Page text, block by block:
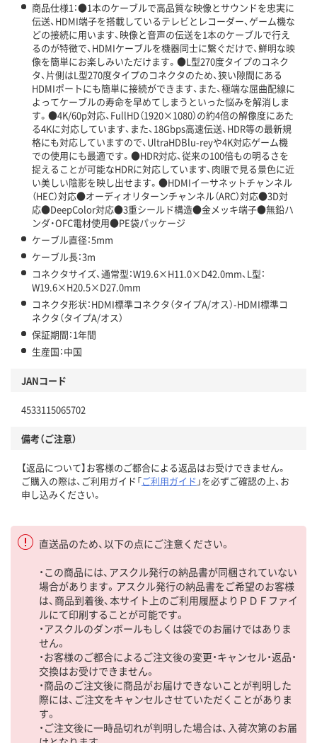
商品仕様1：●1本のケーブルで高品質な映像とサウンドを忠実に
伝送、HDMI端子を搭載しているテレビとレコーダー、ゲーム機な
どの接続に用います、映像と音声の伝送を1本のケーブルで行え
るのが特徴で、HDMIケーブルを機器同士に繋ぐだけで、鮮明な映
像を簡単にお楽しみいただけます。●L型270度タイプのコネク
タ、片側はL型270度タイプのコネクタのため、狭い隙間にある
HDMIポートにも簡単に接続ができます、また、極端な屈曲配線に
よってケーブルの寿命を早めてしまうといった悩みを解消しま
す。●4K/60p対応、FullHD（1920×1080）の約4倍の解像度にあた
る4Kに対応しています、また、18Gbps高速伝送、HDR等の最新規
格にも対応していますので、UltraHDBlu-reyや4K対応ゲーム機
での使用にも最適です。●HDR対応、従来の100倍もの明るさを
捉えることが可能なHDRに対応しています、肉眼で見る景色に近
い美しい陰影を映し出せます。●HDMIイーサネットチャンネル
（HEC）対応●オーディオリターンチャンネル（ARC）対応●3D対
応●DeepColor対応●3重シールド構造●金メッキ端子●無鉛ハ
ンダ・OFC電材使用●PE袋パッケージ
ケーブル直径：5mm
ケーブル長：3m
コネクタサイズ、通常型：W19.6×H11.0×D42.0mm、L型：
W19.6×H20.5×D27.0mm
コネクタ形状：HDMI標準コネクタ（タイプA/オス）-HDMI標準コ
ネクタ（タイプA/オス）
保証期間：1年間
生産国：中国
JANコード
4533115065702
備考（ご注意）
【返品について】お客様のご都合による返品はお受けできません。
ご購入の際は、ご利用ガイド「ご利用ガイド 」を必ずご確認の上、お
申し込みください。
直送品のため、以下の点にご注意ください。
・この商品には、アスクル発行の納品書が同梱されていない
場合があります。アスクル発行の納品書をご希望のお客様
は、商品到着後、本サイト上のご利用履歴よりＰＤＦファイ
ルにて印刷することが可能です。
・アスクルのダンボールもしくは袋でのお届けではありま
せん。
・お客様のご都合によるご注文後の変更・キャンセル・返品・
交換はお受けできません。
・商品のご注文後に商品がお届けできないことが判明した
際には、ご注文をキャンセルさせていただくことがありま
す。
・ご注文後に一時品切れが判明した場合は、入荷次第のお届